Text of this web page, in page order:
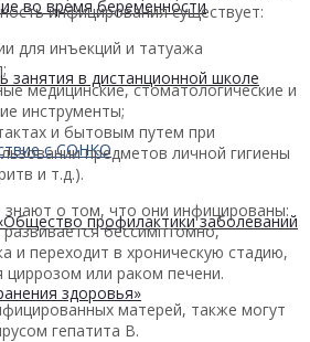
во время беременности
занятия в дистанционной школе
с СОНКО
профилактики заболеваний
здоровья»
инфицирования существует:
для инъекций и татуажа
медицинские, стоматологические и
инструменты;
и бытовым путем при
предметов личной гигиены
и т.д.).
о том, что они инфицированы:
бессимптомно,
и переходит в хроническую стадию,
циррозом или раком печени.
матерей, также могут
гепатита В.